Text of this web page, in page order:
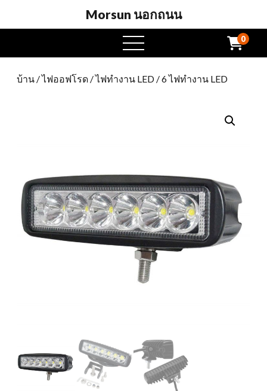
Morsun นอกถนน
เปิด
เมนู
0
บ้าน /ไฟออฟโรด /ไฟทำงาน LED / 6 ไฟทำงาน LED